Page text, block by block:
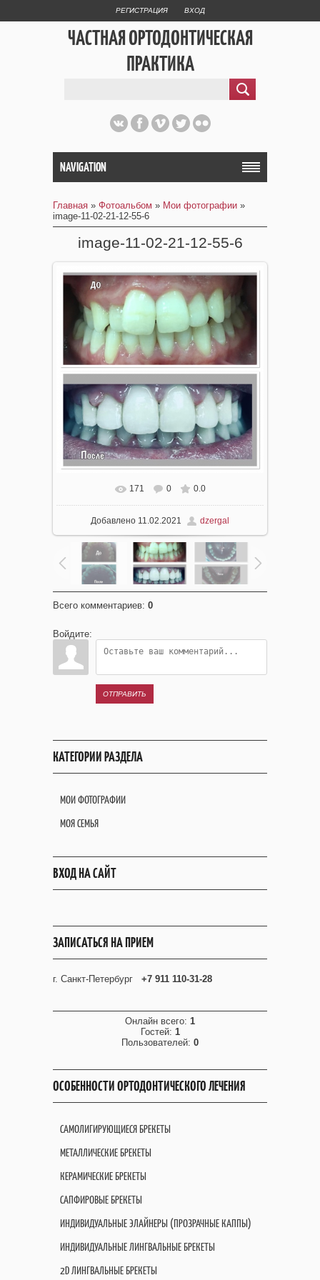
РЕГИСТРАЦИЯ ВХОД
ЧАСТНАЯ ОРТОДОНТИЧЕСКАЯ
ПРАКТИКА
NAVIGATION
Главная » Фотоальбом » Мои фотографии »
image-11-02-21-12-55-6
image-11-02-21-12-55-6
171 0 0.0
Добавлено 11.02.2021 dzergal
Всего комментариев: 0
Войдите:
ОТПРАВИТЬ
КАТЕГОРИИ РАЗДЕЛА
МОИ ФОТОГРАФИИ
МОЯ СЕМЬЯ
ВХОД НА САЙТ
ЗАПИСАТЬСЯ НА ПРИЕМ
г. Санкт-Петербург +7 911 110-31-28
Онлайн всего: 1
Гостей: 1
Пользователей: 0
ОСОБЕННОСТИ ОРТОДОНТИЧЕСКОГО ЛЕЧЕНИЯ
САМОЛИГИРУЮЩИЕСЯ БРЕКЕТЫ
МЕТАЛЛИЧЕСКИЕ БРЕКЕТЫ
КЕРАМИЧЕСКИЕ БРЕКЕТЫ
САПФИРОВЫЕ БРЕКЕТЫ
ИНДИВИДУАЛЬНЫЕ ЭЛАЙНЕРЫ (ПРОЗРАЧНЫЕ КАППЫ)
ИНДИВИДУАЛЬНЫЕ ЛИНГВАЛЬНЫЕ БРЕКЕТЫ
2D ЛИНГВАЛЬНЫЕ БРЕКЕТЫ